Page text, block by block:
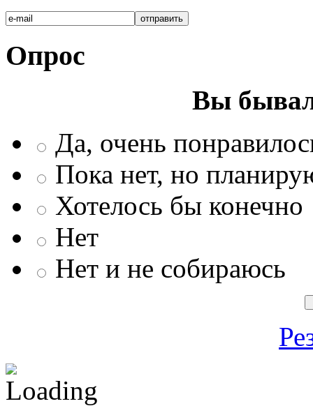
Опрос
Вы
Да, очень
Пока нет, но
Хотелось бы конечно
Нет
Нет и не собираюсь